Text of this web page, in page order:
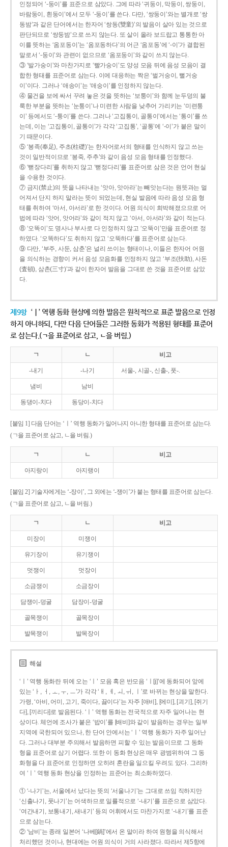
인정되어 ‘-둥이’를 표준으로 삼았다. 그에 따라 ‘귀둥이, 막둥이, 쌍둥이,
바람둥이, 흰둥이’에서 모두 ‘-둥이’를 쓴다. 다만, ‘쌍둥이’와는 별개로 ‘쌍
동밤’과 같은 단어에서는 한자어 ‘쌍동(雙童)’의 발음이 살아 있는 것으로
판단되므로 ‘쌍둥밤’으로 쓰지 않는다. 또 살이 올라 보드랍고 통통한 아
이를 뜻하는 ‘옴포동이’는 ‘옴포동하다’의 어근 ‘옴포동’에 ‘-이’가 결합된
말로서 ‘-둥이’와 관련이 없으므로 ‘옴포둥이’와 같이 쓰지 않는다.
③ ‘발가숭이’와 마찬가지로 ‘빨가숭이’도 양성 모음 뒤에 음성 모음이 결
합한 형태를 표준어로 삼는다. 이에 대응하는 짝은 ‘벌거숭이, 뻘거숭
이’이다. 그러나 ‘애송이’는 ‘애숭이’를 인정하지 않는다.
④ 물건을 보에 싸서 꾸려 놓은 것을 뜻하는 ‘보퉁이’와 함께 눈두덩의 불
룩한 부분을 뜻하는 ‘눈퉁이’나 미련한 사람을 낮추어 가리키는 ‘미련퉁
이’ 등에서도 ‘-퉁이’를 쓴다. 그러나 ‘고집통이, 골통이’에서는 ‘통이’를 쓰
는데, 이는 ‘고집통이, 골통이’가 각각 ‘고집통’, ‘골통’에 ‘-이’가 붙은 말이
기 때문이다.
⑤ ‘봉족(奉足), 주초(柱礎)’는 한자어로서의 형태를 인식하지 않고 쓰는
것이 일반적이므로 ‘봉죽, 주추’와 같이 음성 모음 형태를 인정했다.
⑥ ‘뻗장다리’를 취하지 않고 ‘뻗정다리’를 표준어로 삼은 것은 언어 현실
을 수용한 것이다.
⑦ 금지(禁止)의 뜻을 나타내는 ‘앗아, 앗아라’는 빼앗는다는 원뜻과는 멀
어져서 단지 하지 말라는 뜻이 되었는데, 현실 발음에 따라 음성 모음 형
태를 취하여 ‘아서, 아서라’로 한 것이다. 어원 의식이 희박해졌으므로 어
법에 따라 ‘앗어, 앗어라’와 같이 적지 않고 ‘아서, 아서라’와 같이 적는다.
⑧ ‘오똑이’도 명사나 부사로 다 인정하지 않고 ‘오뚝이’만을 표준어로 정
하였다. ‘오똑하다’도 취하지 않고 ‘오뚝하다’를 표준어로 삼는다.
⑨ 다만, ‘부주, 사둔, 삼춘’은 널리 쓰이는 형태이나, 이들은 한자어 어원
을 의식하는 경향이 커서 음성 모음화를 인정하지 않고 ‘부조(扶助), 사돈
(査頓), 삼촌(三寸)’과 같이 한자어 발음을 그대로 쓴 것을 표준어로 삼았
다.
제9항 ‘ㅣ’ 역행 동화 현상에 의한 발음은 원칙적으로 표준 발음으로 인정
하지 아니하되, 다만 다음 단어들은 그러한 동화가 적용된 형태를 표준어
로 삼는다.(ㄱ을 표준어로 삼고, ㄴ을 버림.)
ㄱ ㄴ 비고
-내기 -나기 서울-, 시골-, 신출-, 풋-.
냄비 남비
동댕이-치다 동당이-치다
[붙임 1] 다음 단어는 ‘ㅣ’ 역행 동화가 일어나지 아니한 형태를 표준어로 삼는다.
(ㄱ을 표준어로 삼고, ㄴ을 버림.)
ㄱ ㄴ 비고
아지랑이 아지랭이
[붙임 2] 기술자에게는 ‘-장이’, 그 외에는 ‘-쟁이’가 붙는 형태를 표준어로 삼는다.
(ㄱ을 표준어로 삼고, ㄴ을 버림.)
ㄱ ㄴ 비고
미장이 미쟁이
유기장이 유기쟁이
멋쟁이 멋장이
소금쟁이 소금장이
담쟁이-덩굴 담장이-덩굴
골목쟁이 골목장이
발목쟁이 발목장이
해설
‘ㅣ’ 역행 동화란 뒤에 오는 ‘ㅣ’ 모음 혹은 반모음 ‘ㅣ[j]’에 동화되어 앞에
있는 ‘ㅏ, ㅓ, ㅗ, ㅜ, ㅡ’가 각각 ‘ㅐ, ㅔ, ㅚ, ㅟ, ㅣ’로 바뀌는 현상을 말한다.
가령, ‘아비, 어미, 고기, 죽이다, 끓이다’는 자주 [애비], [에미], [괴기], [쥐기
다], [끼리다]로 발음된다. ‘ㅣ’ 역행 동화는 전국적으로 자주 일어나는 현
상이다. 체언에 조사가 붙은 ‘밥이’를 [배비]와 같이 발음하는 경우는 일부
지역에 국한되어 있으나, 한 단어 안에서는 ‘ㅣ’ 역행 동화가 자주 일어난
다. 그러나 대부분 주의해서 발음하면 피할 수 있는 발음이므로 그 동화
형을 표준어로 삼기 어렵다. 또한 이 동화 현상은 매우 광범위하여 그 동
화형을 다 표준어로 인정하면 오히려 혼란을 일으킬 우려도 있다. 그리하
여 ‘ㅣ’ 역행 동화 현상을 인정하는 표준어는 최소화하였다.
① ‘-나기’는, 서울에서 났다는 뜻의 ‘서울나기’는 그대로 쓰임 직하지만
‘신출나기, 풋나기’는 어색하므로 일률적으로 ‘-내기’를 표준으로 삼았다.
‘여간내기, 보통내기, 새내기’ 등의 어휘에서도 마찬가지로 ‘-내기’를 표준
으로 삼는다.
② ‘남비’는 종래 일본어 ‘나베[鍋]’에서 온 말이라 하여 원형을 의식해서
처리했던 것이나, 현대에는 어원 의식이 거의 사라졌다. 따라서 제5항에